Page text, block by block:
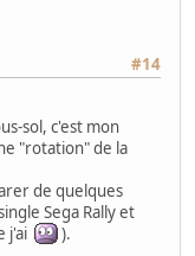
#14
sol, c'est mon
"rotation" de la
de quelques
Sega Rally et
j'ai
).